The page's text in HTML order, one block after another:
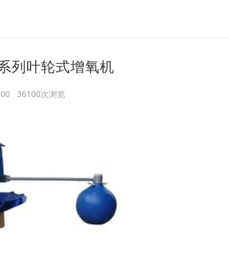
列叶轮式增氧机
36100次浏览